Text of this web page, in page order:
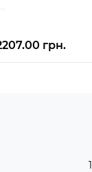
грн.